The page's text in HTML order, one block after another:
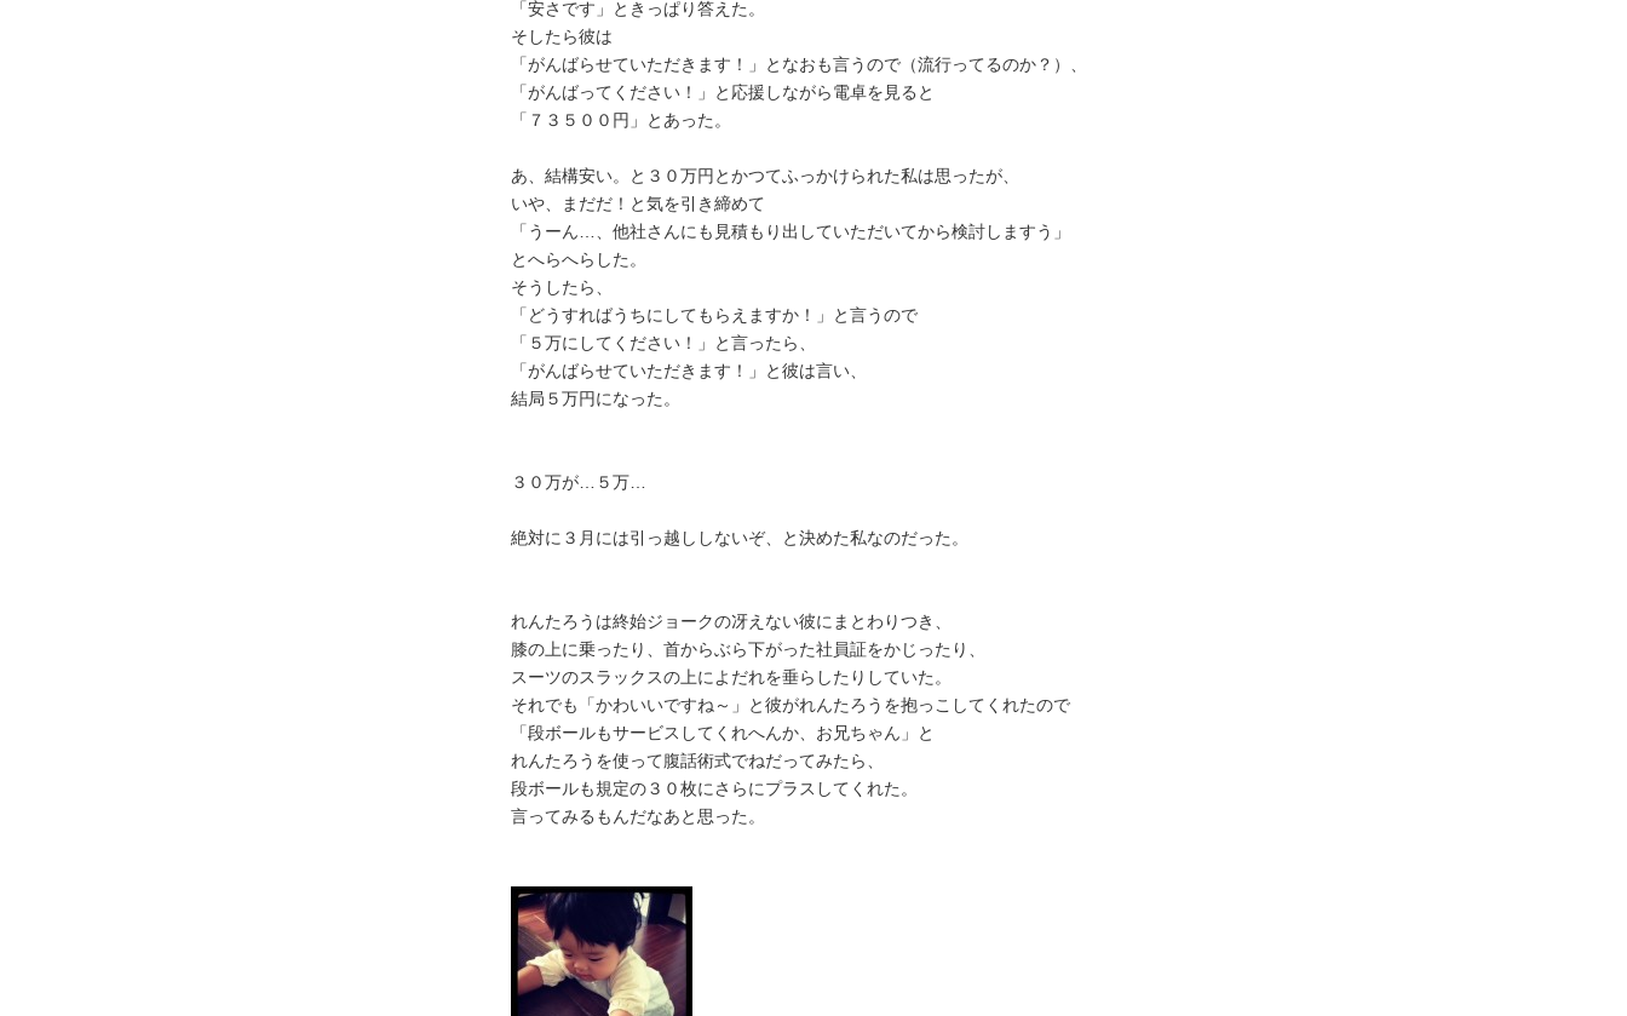
「安さです」ときっぱり答えた。
そしたら彼は
「がんばらせていただきます！」となおも言うので（流行ってるのか？）、
「がんばってください！」と応援しながら電卓を見ると
「７３５００円」とあった。
あ、結構安い。と３０万円とかつてふっかけられた私は思ったが、
いや、まだだ！と気を引き締めて
「うーん…、他社さんにも見積もり出していただいてから検討しますう」
とへらへらした。
そうしたら、
「どうすればうちにしてもらえますか！」と言うので
「５万にしてください！」と言ったら、
「がんばらせていただきます！」と彼は言い、
結局５万円になった。
３０万が…５万…
絶対に３月には引っ越ししないぞ、と決めた私なのだった。
れんたろうは終始ジョークの冴えない彼にまとわりつき、
膝の上に乗ったり、首からぶら下がった社員証をかじったり、
スーツのスラックスの上によだれを垂らしたりしていた。
それでも「かわいいですね～」と彼がれんたろうを抱っこしてくれたので
「段ボールもサービスしてくれへんか、お兄ちゃん」と
れんたろうを使って腹話術式でねだってみたら、
段ボールも規定の３０枚にさらにプラスしてくれた。
言ってみるもんだなあと思った。